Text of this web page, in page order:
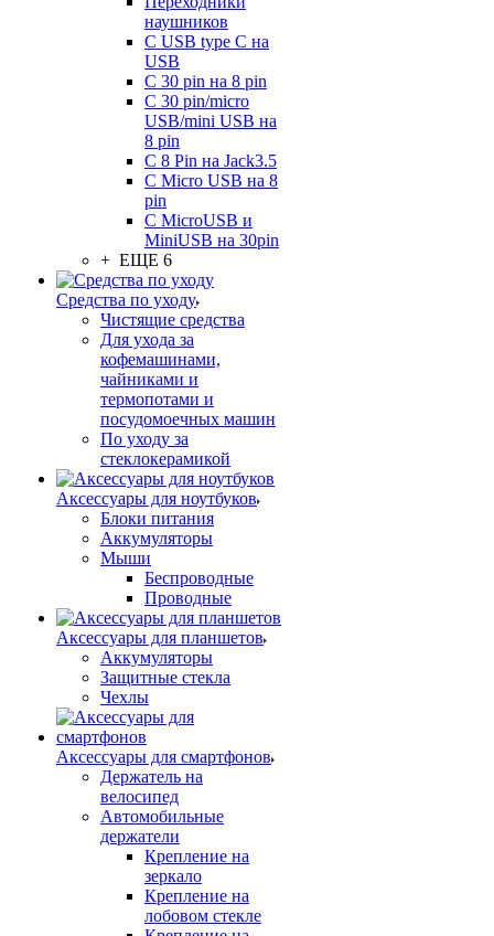
наушников
С USB type C на
USB
С 30 pin на 8 pin
С 30 pin/micro
USB/mini USB на
8 pin
С 8 Pin на Jack3.5
С Micro USB на 8
pin
С MicroUSB и
MiniUSB на 30pin
+ ЕЩЕ 6
Средства по уходу
Чистящие средства
Для ухода за
кофемашинами,
чайниками и
термопотами и
посудомоечных машин
По уходу за
стеклокерамикой
Аксессуары для ноутбуков
Блоки питания
Аккумуляторы
Мыши
Беспроводные
Проводные
Аксессуары для планшетов
Аккумуляторы
Защитные стекла
Чехлы
Аксессуары для смартфонов
Держатель на
велосипед
Автомобильные
держатели
Крепление на
зеркало
Крепление на
лобовом стекле